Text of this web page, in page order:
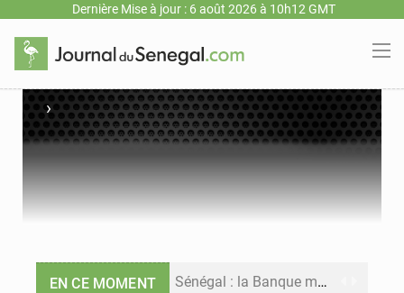
Dernière Mise à jour : 6 août 2026 à 10h12 GMT
›
EN CE MOMENT Sénégal : la Banque mondiale annonce un financement de 340 milliards FCFA pour soutenir les priorités de la Vision Sénégal 2050